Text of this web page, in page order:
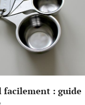
facilement : guide